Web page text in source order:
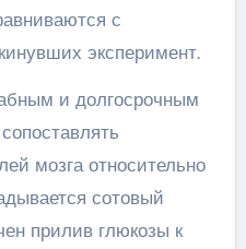
с
эксперимент.
и долгосрочным
мозга относительно
сотовый
прилив глюкозы к